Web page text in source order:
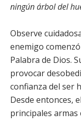
ningún árbol del
Observe
enemigo
Palabra de Dios.
provocar
confianza del ser
Desde entonces,
principales armas